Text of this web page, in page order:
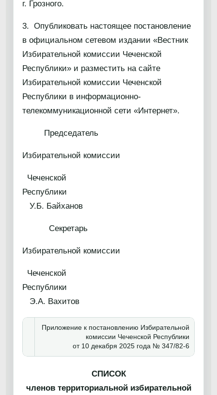
г. Грозного.
3. Опубликовать настоящее постановление
в официальном сетевом издании «Вестник
Избирательной комиссии Чеченской
Республики» и разместить на сайте
Избирательной комиссии Чеченской
Республики в информационно-
телекоммуникационной сети «Интернет».
Председатель
Избирательной комиссии
Чеченской
У.Б. Байханов
Секретарь
Избирательной комиссии
Чеченской
Э.А. Вахитов
Приложение к постановлению Избирательной
комиссии Чеченской Республики
от 10 декабря 2025 года № 347/82-6
СПИСОК
членов территориальной избирательной